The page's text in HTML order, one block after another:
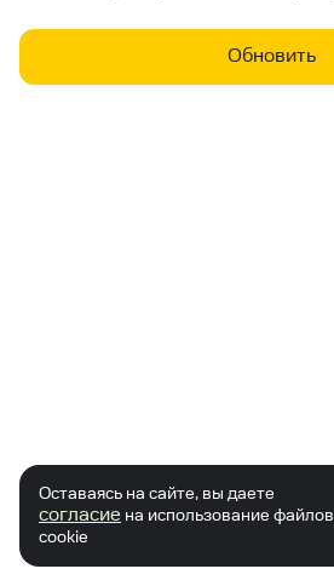
Обновить
Оставаясь на сайте, вы даете
согласие на использование файлов
cookie